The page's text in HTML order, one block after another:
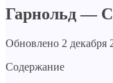
Гарнольд —
Обновлено 2
Содержание